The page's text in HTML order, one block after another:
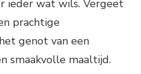
ieder wat wils. Vergeet
prachtige
genot van een
smaakvolle maaltijd.